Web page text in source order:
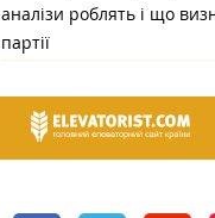
аналізи роблять і що
партії